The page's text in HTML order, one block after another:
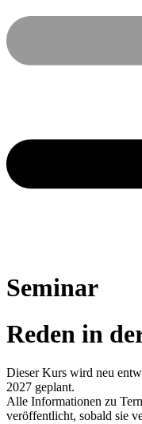
Seminar
Reden in
Dieser Kurs wird neu
2027 geplant.
Alle Informationen zu
veröffentlicht, sobald sie